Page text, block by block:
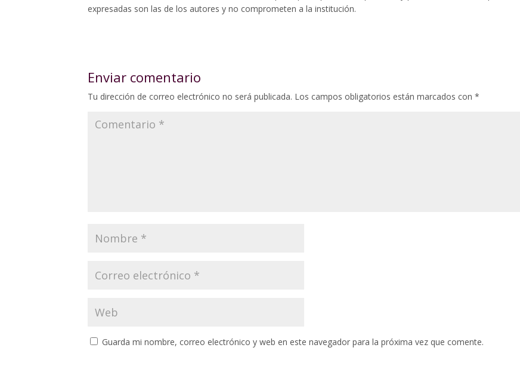
expresadas son las de los autores y no comprometen a la institución.
Enviar comentario
Tu dirección de correo electrónico no será publicada. Los campos obligatorios están marcados con *
Guarda mi nombre, correo electrónico y web en este navegador para la próxima vez que comente.